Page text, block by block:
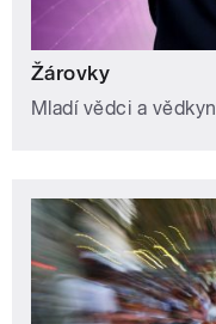
Žárovky
Mladí vědci a